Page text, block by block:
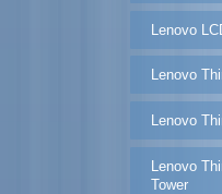
Lenovo
Lenovo
Lenovo
Lenovo
Tower